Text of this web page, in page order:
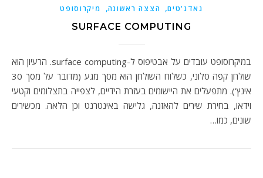
גאדג'טים, הצצה ראשונה, מיקרוסופט
SURFACE COMPUTING
במיקרוסופט עובדים על אבטיפוס ל-surface computing. הרעיון הוא
שולחן קפה סלוני, כשלוח השולחן הוא מסך מגע (מדובר על מסך 30
אינץ'). מתפעלים את היישומים בעזרת הידיים, לצפייה בתצלומים וקטעי
וידאו, בחירת שירים להאזנה, גלישה באינטרנט וכן הלאה. מכשירים
שונים, כמו…